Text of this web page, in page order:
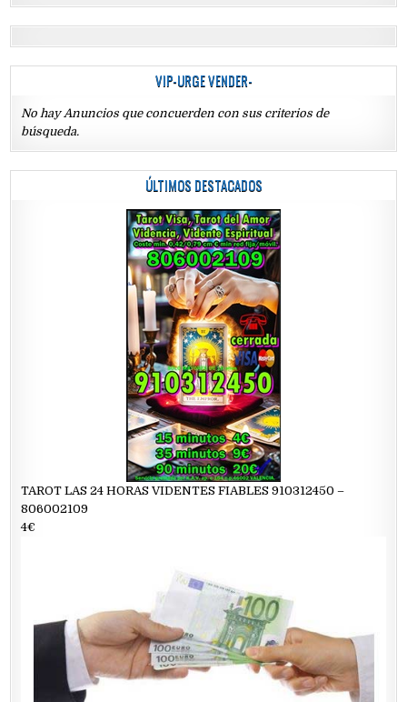
VIP-URGE VENDER-
No hay Anuncios que concuerden con sus criterios de
búsqueda.
ÚLTIMOS DESTACADOS
TAROT LAS 24 HORAS VIDENTES FIABLES 910312450 –
806002109
4€